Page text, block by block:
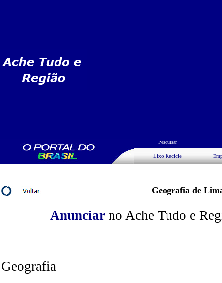
Pesquisar
Lixo Recicle
Geografia de
Anunciar no Ache Tudo e
Geografia